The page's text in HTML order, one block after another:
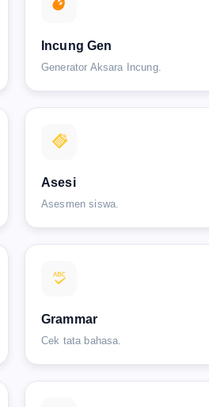
Incung Gen
Generator Aksara Incung.
Asesi
Asesmen siswa.
Grammar
Cek tata bahasa.